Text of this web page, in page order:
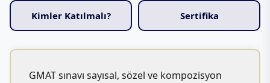
Kimler Katılmalı? Sertifika
GMAT sınavı sayısal, sözel ve kompozisyon